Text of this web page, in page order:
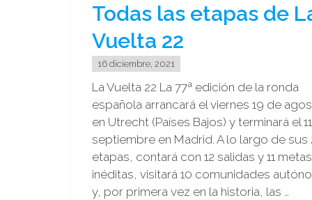
en
Todas las etapas de
Vuelta 22
16 diciembre, 2021
La Vuelta 22 La 77ª edición de la ronda
española arrancará el viernes 19 de
en Utrecht (Países Bajos) y terminará el
septiembre en Madrid. A lo largo de sus
etapas, contará con 12 salidas y 11 metas
inéditas, visitará 10 comunidades
y, por primera vez en la historia, las …